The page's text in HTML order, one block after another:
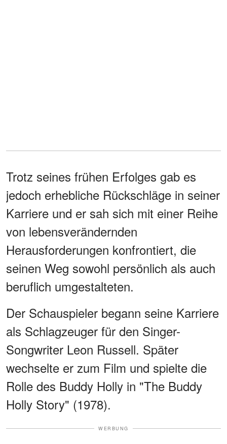
Trotz seines frühen Erfolges gab es
jedoch erhebliche Rückschläge in seiner
Karriere und er sah sich mit einer Reihe
von lebensverändernden
Herausforderungen konfrontiert, die
seinen Weg sowohl persönlich als auch
beruflich umgestalteten.
Der Schauspieler begann seine Karriere
als Schlagzeuger für den Singer-
Songwriter Leon Russell. Später
wechselte er zum Film und spielte die
Rolle des Buddy Holly in "The Buddy
Holly Story" (1978).
WERBUNG